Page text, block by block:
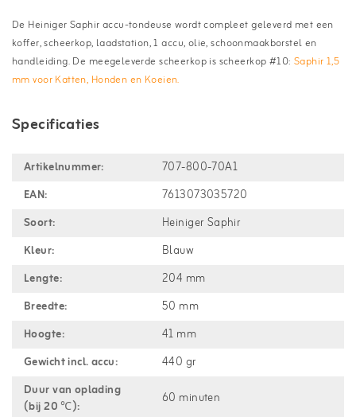
De Heiniger Saphir accu-tondeuse wordt compleet geleverd met een
koffer, scheerkop, laadstation, 1 accu, olie, schoonmaakborstel en
handleiding. De meegeleverde scheerkop is scheerkop #10: Saphir 1,5
mm voor Katten, Honden en Koeien.
Specificaties
Artikelnummer:
707-800-70A1
EAN:
7613073035720
Soort:
Heiniger Saphir
Kleur:
Blauw
Lengte:
204 mm
Breedte:
50 mm
Hoogte:
41 mm
Gewicht incl. accu:
440 gr
Duur van oplading
(bij 20 ℃):
60 minuten